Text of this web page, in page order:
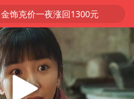
金饰克价一夜涨回1300元
解锁各地夏日限定体验
峰哥 汪海林
西湖突现狂风暴雨 游客瞬间被浇透
富婆带资进组给自己硬加60多场吻戏